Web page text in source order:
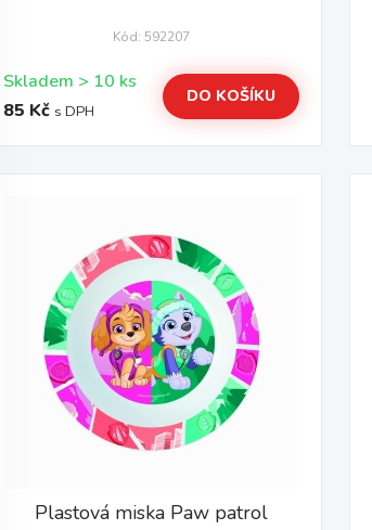
Kód: 592207
Skladem > 10 ks
85 Kč s DPH
DO KOŠÍKU
Plastová miska Paw patrol